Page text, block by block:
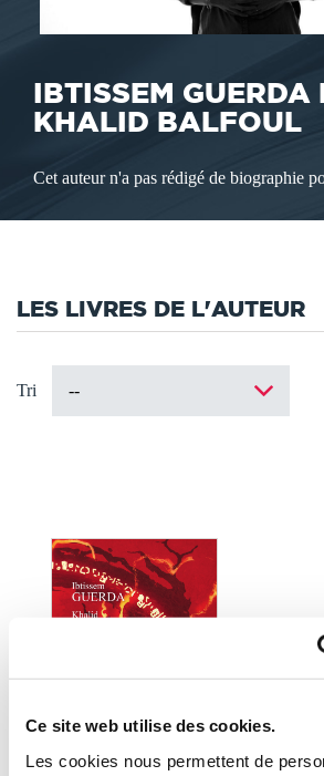
Ce site web utilise des cookies.
Les cookies nous permettent de
IBTISSEM GUERDA
KHALID BALFOUL
Cet auteur n'a pas rédigé de biographie
LES LIVRES DE L'AUTEUR
Tri